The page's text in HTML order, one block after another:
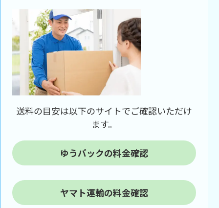
送料の目安は以下のサイトでご確認いただけ
ます。
ゆうパックの料金確認
ヤマト運輸の料金確認